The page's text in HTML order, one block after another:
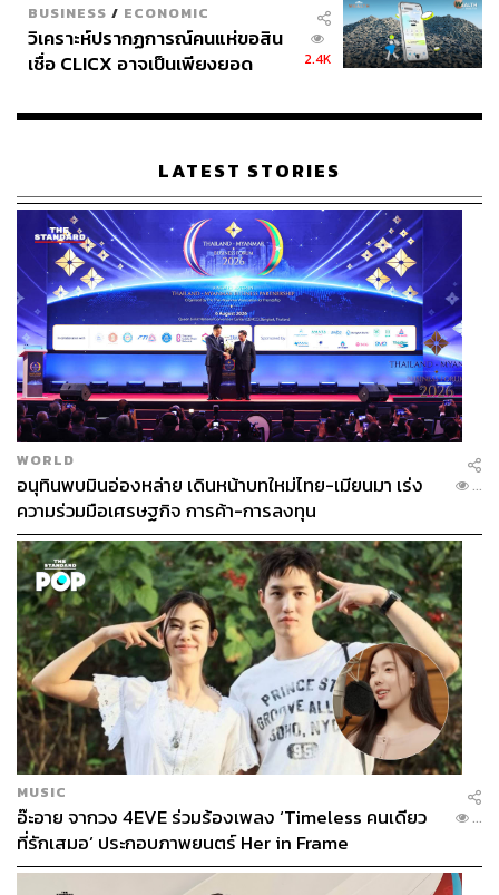
BUSINESS / ECONOMIC
วิเคราะห์ปรากฏการณ์คนแห่ขอสิน
เชื่อ CLICX อาจเป็นเพียงยอด
เรือนไทยที่ถูกซุกไว้
2.4K
LATEST STORIES
WORLD
อนุทินพบมินอ่องหล่าย เดินหน้าบทใหม่ไทย-เมียนมา เร่ง
ความร่วมมือเศรษฐกิจ การค้า-การลงทุน
...
MUSIC
อ๊ะอาย จากวง 4EVE ร่วมร้องเพลง ‘Timeless คนเดียว
ที่รักเสมอ’ ประกอบภาพยนตร์ Her in Frame
...